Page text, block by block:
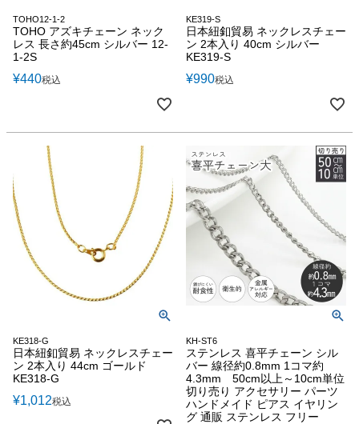
TOHO12-1-2
TOHO アズキチェーン ネック
レス 長さ約45cm シルバー 12-
1-2S
¥440税込
KE319-S
日本紐釦貿易 ネックレスチェー
ン 2本入り 40cm シルバー
KE319-S
¥990税込
KE318-G
日本紐釦貿易 ネックレスチェー
ン 2本入り 44cm ゴールド
KE318-G
¥1,012税込
KH-ST6
ステンレス 喜平チェーン シル
バー 線径約0.8mm 1コマ約
4.3mm 50cm以上～10cm単位
切り売り アクセサリー パーツ
ハンドメイド ピアス イヤリン
グ 通販 ステンレス フリー